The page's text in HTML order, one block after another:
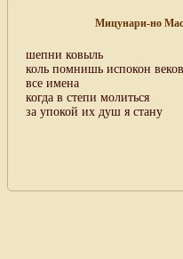
Мицунари-но
шепни ковыль
коль помнишь испокон веков
все имена
когда в степи молиться
за упокой их душ я стану